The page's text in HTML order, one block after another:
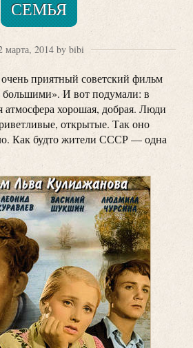
СЕМЬЯ
марта, 2014 by bibi
приятный советский фильм
большими». И вот подумали: в
атмосфера хорошая, добрая. Люди
открытые. Так оно
Как будто жители СССР — одна